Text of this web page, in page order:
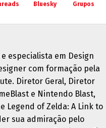
Bluesky Grupos
especialista em Design
com formação pela
Diretor Geral, Diretor
e Nintendo Blast,
Legend of Zelda: A Link to
sua admiração pelo